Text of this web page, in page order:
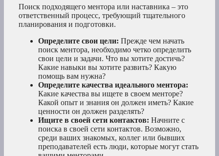
Поиск подходящего ментора или наставника – это
ответственный процесс, требующий тщательного
планирования и подготовки.
Определите свои цели: Прежде чем начать
поиск ментора, необходимо четко определить
свои цели и задачи. Что вы хотите достичь?
Какие навыки вы хотите развить? Какую
помощь вам нужна?
Определите качества идеального ментора:
Какие качества вы ищете в своем менторе?
Какой опыт и знания он должен иметь? Какие
ценности он должен разделять?
Ищите в своей сети контактов: Начните с
поиска в своей сети контактов. Возможно,
среди ваших знакомых, коллег или бывших
преподавателей есть люди, которые могут стать